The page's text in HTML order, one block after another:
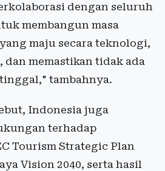
dengan seluruh
membangun masa
maju secara teknologi,
memastikan tidak ada
tambahnya.
Indonesia juga
terhadap
Tourism Strategic Plan
Vision 2040, serta hasil